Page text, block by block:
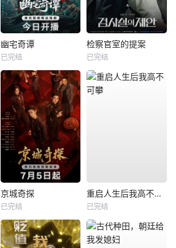
幽宅奇谭
已完结
检察官室的提案
已完结
京城奇探
已完结
重启人生后我高不可攀
已完结